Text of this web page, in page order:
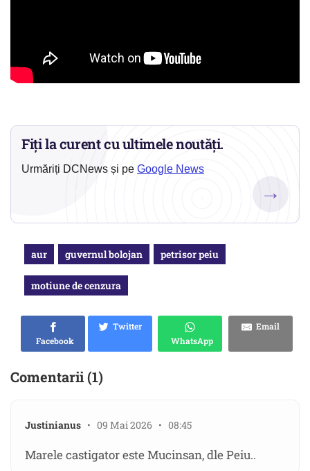
Fiți la curent cu ultimele noutăți.
Urmăriți DCNews și pe Google News
→
aur guvernul bolojan petrisor peiu
motiune de cenzura
Facebook
Twitter
WhatsApp
Email
Comentarii (1)
Justinianus • 09 Mai 2026 • 08:45
Marele castigator este Mucinsan, dle Peiu..